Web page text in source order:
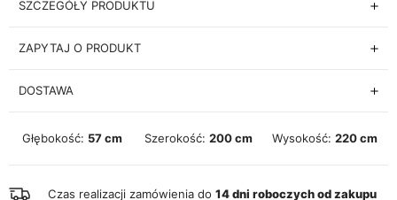
SZCZEGÓŁY PRODUKTU
ZAPYTAJ O PRODUKT
DOSTAWA
Głębokość: 57 cm Szerokość: 200 cm Wysokość:220 cm
Czas realizacji zamówienia do 14 dni roboczych od zakupu